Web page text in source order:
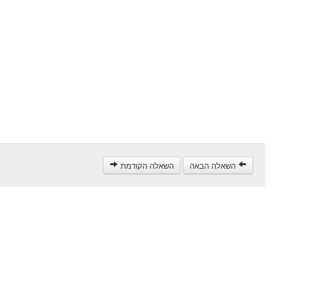
השאלה הקודמת